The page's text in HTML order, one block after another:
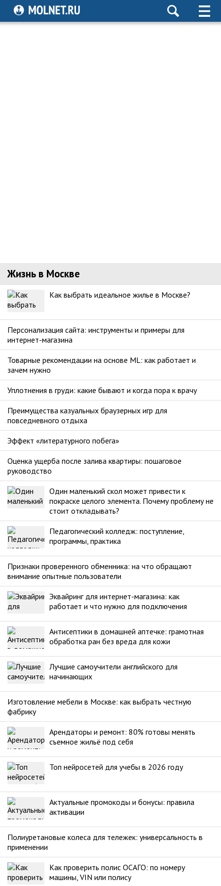
Жизнь в Москве
Как выбрать идеальное жилье в Москве?
Персонализация сайта: инструменты и примеры для
интернет-магазина
Товарные рекомендации на основе ML: как работает и
зачем нужно
Уплотнения в груди: какие бывают и когда пора к врачу
Преимущества казуальных браузерных игр для
повседневного отдыха
Эффект «литературного побега»
Оценка ущерба после залива квартиры: пошаговое
руководство
Один маленький скол может привести к
покраске целого элемента. Почему проблему не
стоит откладывать?
Педагогический колледж: поступление,
программы, практика
Признаки проверенного обменника: на что обращают
внимание опытные пользователи
Эквайринг для интернет-магазина: как
работает и что нужно для подключения
Антисептики в домашней аптечке: грамотная
обработка ран без вреда для кожи
Лучшие самоучители английского для
начинающих
Изготовление мебели в Москве: как выбрать честную
фабрику
Арендаторы и ремонт: 80% готовы менять
съемное жильё под себя
Топ нейросетей для учебы в 2026 году
Актуальные промокоды и бонусы: правила
активации
Полиуретановые колеса для тележек: универсальность в
применении
Как проверить полис ОСАГО: по номеру
машины, VIN или полису